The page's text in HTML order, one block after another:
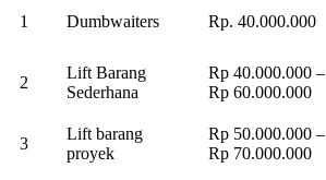
1 Dumbwaiters Rp. 40.000.000
2
Lift Barang
Sederhana
Rp 40.000.000 –
Rp 60.000.000
3
Lift barang
proyek
Rp 50.000.000 –
Rp 70.000.000